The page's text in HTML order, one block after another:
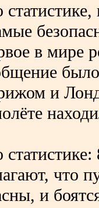
в мире
и
что
и